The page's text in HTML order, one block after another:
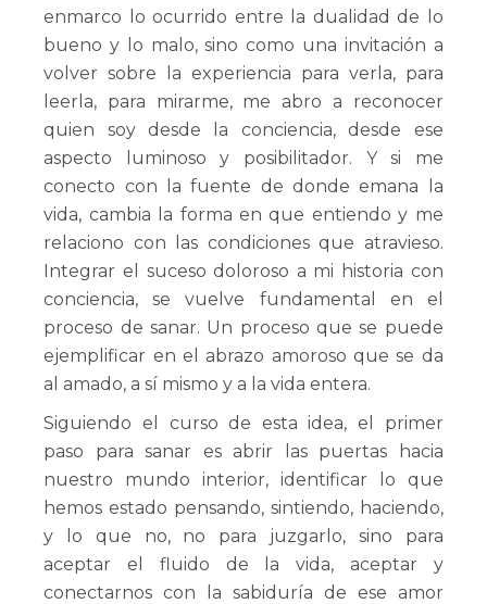
enmarco lo ocurrido entre la dualidad de lo
bueno y lo malo, sino como una invitación a
volver sobre la experiencia para verla, para
leerla, para mirarme, me abro a reconocer
quien soy desde la conciencia, desde ese
aspecto luminoso y posibilitador. Y si me
conecto con la fuente de donde emana la
vida, cambia la forma en que entiendo y me
relaciono con las condiciones que atravieso.
Integrar el suceso doloroso a mi historia con
conciencia, se vuelve fundamental en el
proceso de sanar. Un proceso que se puede
ejemplificar en el abrazo amoroso que se da
al amado, a sí mismo y a la vida entera.
Siguiendo el curso de esta idea, el primer
paso para sanar es abrir las puertas hacia
nuestro mundo interior, identificar lo que
hemos estado pensando, sintiendo, haciendo,
y lo que no, no para juzgarlo, sino para
aceptar el fluido de la vida, aceptar y
conectarnos con la sabiduría de ese amor